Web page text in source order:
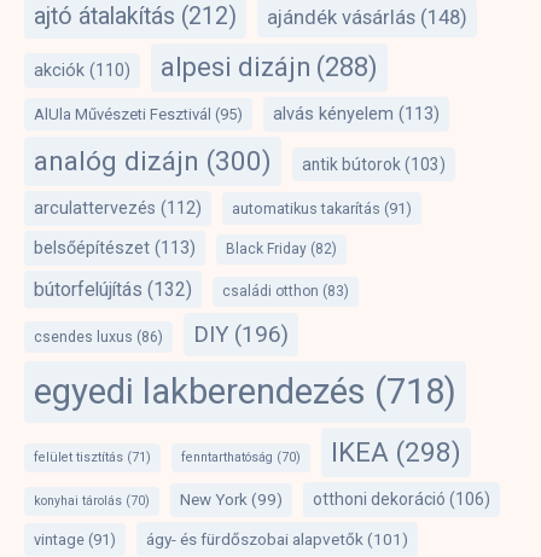
ajtó átalakítás (212) ajándék vásárlás (148)
akciók (110) alpesi dizájn (288)
AlUla Művészeti Fesztivál (95) alvás kényelem (113)
analóg dizájn (300) antik bútorok (103)
arculattervezés (112) automatikus takarítás (91)
belsőépítészet (113) Black Friday (82)
bútorfelújítás (132) családi otthon (83)
csendes luxus (86) DIY (196)
egyedi lakberendezés (718)
felület tisztítás (71) fenntarthatóság (70) IKEA (298)
konyhai tárolás (70) New York (99) otthoni dekoráció (106)
vintage (91) ágy- és fürdőszobai alapvetők (101)